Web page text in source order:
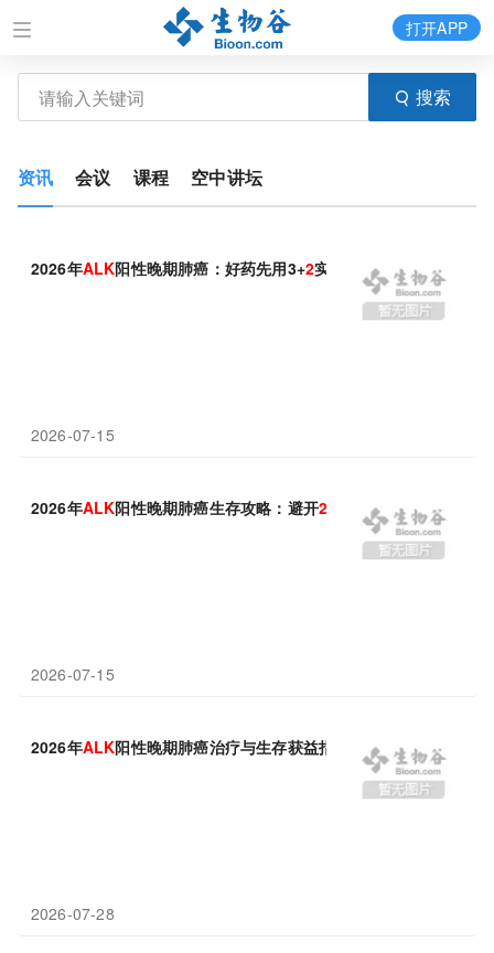
搜索
打开APP
资讯 会议 课程 空中讲坛
2026年ALK阳性晚期肺癌：好药先用3+2实现长生存
2026-07-15
2026年ALK阳性晚期肺癌生存攻略：避开2 +3序贯耐药陷阱
2026-07-15
2026年ALK阳性晚期肺癌治疗与生存获益指引
2026-07-28